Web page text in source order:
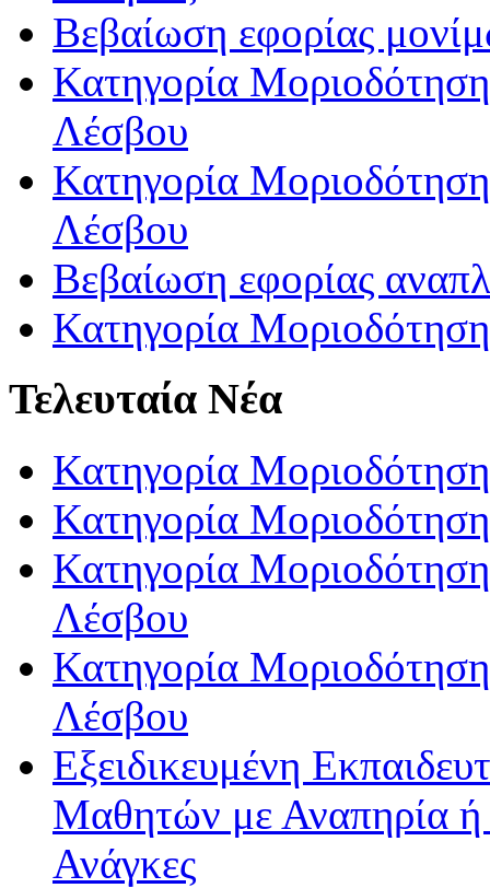
Βεβαίωση εφορίας
Κατηγορία
Λέσβου
Κατηγορία
Λέσβου
Βεβαίωση εφορίας
Κατηγορία
Τελευταία Νέα
Κατηγορία
Κατηγορία
Κατηγορία
Λέσβου
Κατηγορία
Λέσβου
Εξειδικευμένη
Μαθητών με Αναπηρία ή /
Ανάγκες